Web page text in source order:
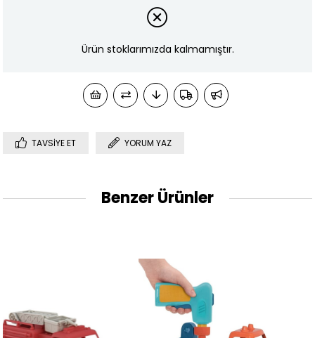
Ürün stoklarımızda kalmamıştır.
TAVSIYE ET YORUM YAZ
Benzer Ürünler